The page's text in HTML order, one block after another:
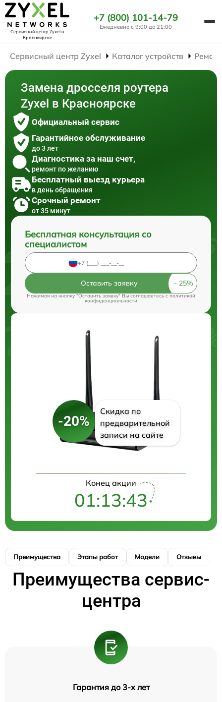
Сервисный центр Zyxelв
Красноярске
+7 (800) 101-14-79
Ежедневно с 9:00 до 21:00
Сервисный центр Zyxel Каталог устройств
Замена дросселя роутера
Zyxel в Красноярске
Официальный сервис
Гарантийное обслуживание
до 3 лет
Диагностика за наш счет,
ремонт по желанию
Бесплатный выезд курьера
в день обращения
Срочный ремонт
от 35 минут
Бесплатная консультация со
специалистом
Оставить заявку
Нажимая на кнопку "Оставить заявку" Вы соглашаетесь cполитикой
конфиденциальности
-20%
Скидка по
предварительной
записи на сайте
Конец акции
01:13:43
Преимущества Этапы работ Модели Отзывы
Преимущества сервис-
центра
Гарантия до 3-х лет